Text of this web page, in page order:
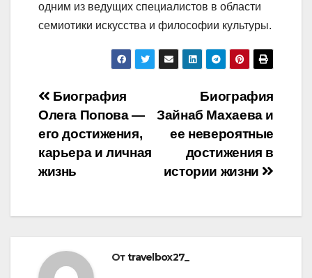
одним из ведущих специалистов в области
семиотики искусства и философии культуры.
Навигация
по
записям
Биография
Зайнаб Махаева и
ее невероятные
достижения в
истории жизни
Биография
Олега Попова —
его достижения,
карьера и личная
жизнь
Отtravelbox27_